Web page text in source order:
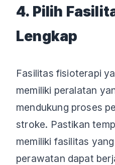
4. Pilih
Lengkap
Fasilitas fisioterapi
memiliki peralatan
mendukung proses
stroke. Pastikan
memiliki fasilitas
perawatan dapat